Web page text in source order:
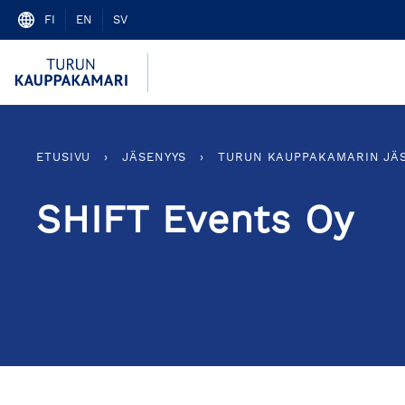
Skip
FI EN SV
ETUSIVU › JÄSENYYS › TURUN KAUPPAKAMARIN
SHIFT Events Oy